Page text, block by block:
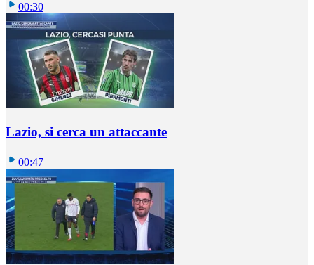
00:30
Lazio, si cerca un attaccante
00:47